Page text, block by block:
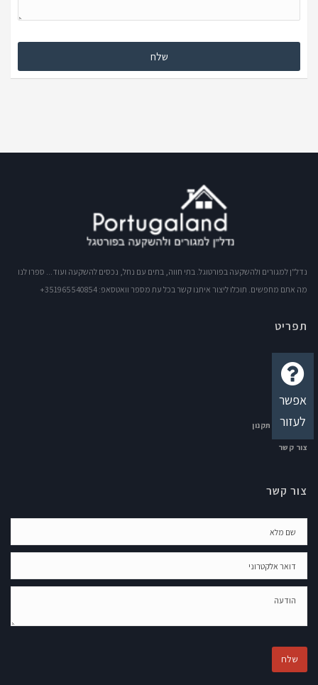
אפשר
לעזור
נדל"ן למגורים ולהשקעה בפורטוגל. בתי חווה, בתים עם נחל, נכסים להשקעה ועוד... ספרו לנו
מה אתם מחפשים. תוכלו ליצור איתנו קשר בכל עת מספר וואטסאפ: 351965540854+
תפריט
נכסים
מי אנחנו
גילוי נאות-תקנון
צור קשר
צור קשר
שלח